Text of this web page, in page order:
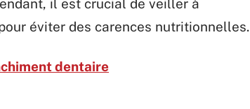
il est crucial de veiller à
éviter des carences nutritionnelles.
dentaire